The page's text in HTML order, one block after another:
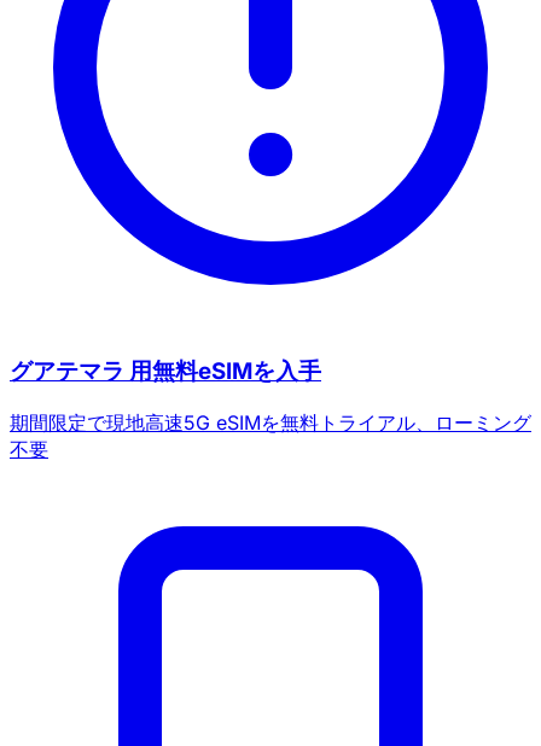
グアテマラ 用無料eSIMを入手
期間限定で現地高速5G eSIMを無料トライアル、ローミング
不要